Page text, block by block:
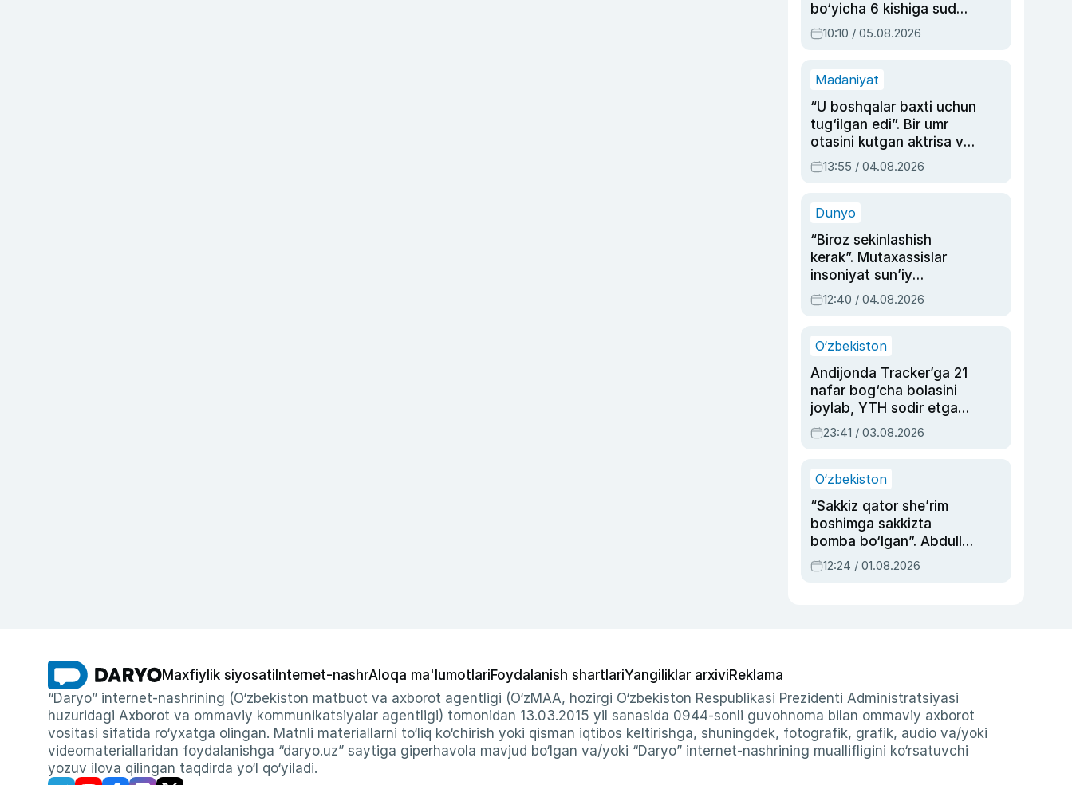
bo‘yicha 6 kishiga sud
hukmi o‘qildi
10:10 / 05.08.2026
Madaniyat
“U boshqalar baxti uchun
tug‘ilgan edi”. Bir umr
otasini kutgan aktrisa va
dublyaj ustasi Rimma
Ahmedovaning
13:55 / 04.08.2026
Dunyo
“Biroz sekinlashish
kerak”. Mutaxassislar
insoniyat sun’iy
intellektni boshqara
olmay qolishidan xavotir
12:40 / 04.08.2026
O‘zbekiston
Andijonda Tracker’ga 21
nafar bog‘cha bolasini
joylab, YTH sodir etgan
ayolga sud hukmi o‘qildi
23:41 / 03.08.2026
O‘zbekiston
“Sakkiz qator she’rim
boshimga sakkizta
bomba bo‘lgan”. Abdulla
Oripovni siyosiy
ayblovlardan asrab
12:24 / 01.08.2026
Maxfiylik siyosati Internet-nashrAloqa ma'lumotlariFoydalanish shartlariYangiliklar arxiviReklama
“Daryo” internet-nashrining (O‘zbekiston matbuot va axborot agentligi (O‘zMAA, hozirgi O‘zbekiston Respublikasi Prezidenti Administratsiyasi
huzuridagi Axborot va ommaviy kommunikatsiyalar agentligi) tomonidan 13.03.2015 yil sanasida 0944-sonli guvohnoma bilan ommaviy axborot
vositasi sifatida ro‘yxatga olingan. Matnli materiallarni to‘liq ko‘chirish yoki qisman iqtibos keltirishga, shuningdek, fotografik, grafik, audio va/yoki
videomateriallaridan foydalanishga “daryo.uz” saytiga giperhavola mavjud bo‘lgan va/yoki “Daryo” internet-nashrining muallifligini ko‘rsatuvchi
yozuv ilova qilingan taqdirda yo‘l qo‘yiladi.